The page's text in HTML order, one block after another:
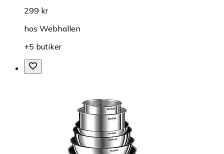
299 kr
hos Webhallen
+5 butiker